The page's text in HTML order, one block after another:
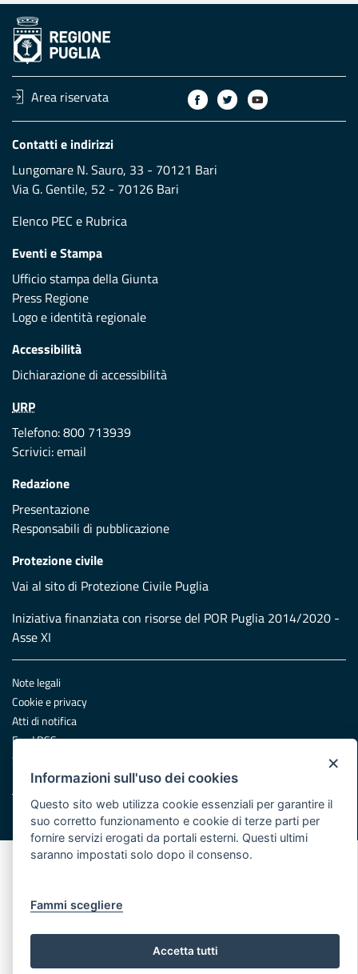
Area riservata
Contatti e indirizzi
Lungomare N. Sauro, 33 - 70121 Bari
Via G. Gentile, 52 - 70126 Bari
Elenco PEC e Rubrica
Eventi e Stampa
Ufficio stampa della Giunta
Press Regione
Logo e identità regionale
Accessibilità
Dichiarazione di accessibilità
URP
Telefono: 800 713939
Scrivici:email
Redazione
Presentazione
Responsabili di pubblicazione
Protezione civile
Vai al sito di Protezione Civile Puglia
Iniziativa finanziata con risorse del POR Puglia 2014/2020 -
Asse XI
Note legali
Cookie e privacy
Atti di notifica
Feed RSS
Servizi Intranet
© Regione Puglia
×
Informazioni sull'uso dei cookies
Questo sito web utilizza cookie essenziali per garantire il
suo corretto funzionamento e cookie di terze parti per
fornire servizi erogati da portali esterni. Questi ultimi
saranno impostati solo dopo il consenso.
Fammi scegliere
Accetta tutti